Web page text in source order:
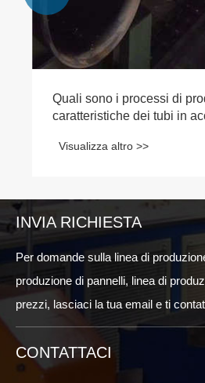
INVIA RICHIESTA
Per domande sulla linea di
produzione di pannelli, linea di
prezzi, lasciaci la tua email e ti
CONTATTACI